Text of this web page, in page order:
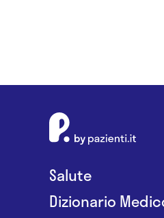
Salute
Dizionario